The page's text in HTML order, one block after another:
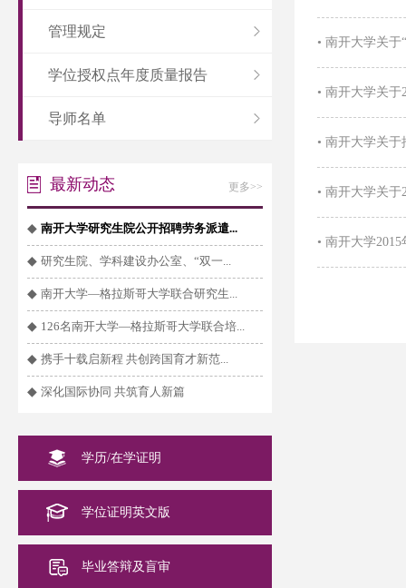
管理规定
学位授权点年度质量报告
导师名单
最新动态 更多>>
◆ 南开大学研究生院公开招聘劳务派遣...
◆ 研究生院、学科建设办公室、“双一...
◆ 南开大学—格拉斯哥大学联合研究生...
◆ 126名南开大学—格拉斯哥大学联合培...
◆ 携手十载启新程 共创跨国育才新范...
◆ 深化国际协同 共筑育人新篇
学历/在学证明
学位证明英文版
毕业答辩及盲审
• 南开大学关于
• 南开大学关于
• 南开大学关于
• 南开大学关于
• 南开大学